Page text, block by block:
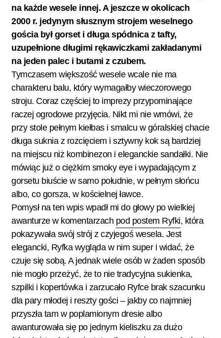
na każde wesele innej. A jeszcze w okolicach
2000 r. jedynym słusznym strojem weselnego
gościa był gorset i długa spódnica z tafty,
uzupełnione długimi rękawiczkami zakładanymi
na jeden palec i butami z czubem.
Tymczasem większość wesele wcale nie ma
charakteru balu, który wymagałby wieczorowego
stroju. Coraz częściej to imprezy przypominające
raczej ogrodowe przyjęcia. Nikt mi nie wmówi, że
przy stole pełnym kiełbas i smalcu w góralskiej chacie
długa suknia z rozcięciem i sztywny kok są bardziej
na miejscu niż kombinezon i eleganckie sandałki. Nie
mówiąc już o ciężkim smoky eye i wypadającym z
gorsetu biuście w samo południe, w pełnym słońcu
albo, co gorsza, w kościelnej ławce.
Pomysł na ten wpis wpadł mi do głowy po wielkiej
awanturze w komentarzach pod postem Ryfki, która
pokazywała swój strój z czyjegoś wesela. Jest
elegancki, Ryfka wygląda w nim super i widać, że
czuje się sobą. A jednak wiele osób w żaden sposób
nie mogło przeżyć, że to nie tradycyjna sukienka,
szpilki i kopertówka i zarzucało Ryfce brak szacunku
dla pary młodej i reszty gości – jakby co najmniej
przyszła tam w poplamionym dresie albo
awanturowała się po jednym kieliszku za dużo